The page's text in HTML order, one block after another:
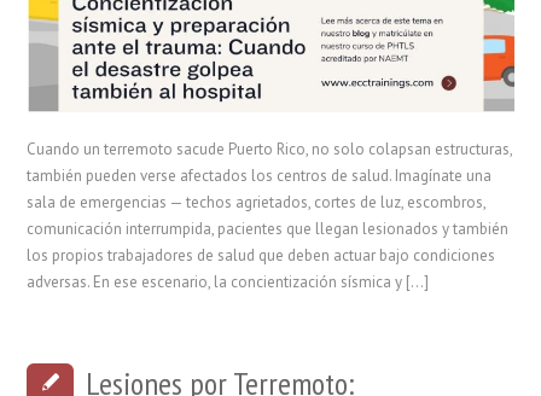
Cuando un terremoto sacude Puerto Rico, no solo colapsan estructuras,
también pueden verse afectados los centros de salud. Imagínate una
sala de emergencias — techos agrietados, cortes de luz, escombros,
comunicación interrumpida, pacientes que llegan lesionados y también
los propios trabajadores de salud que deben actuar bajo condiciones
adversas. En ese escenario, la concientización sísmica y […]
Lesiones por Terremoto: